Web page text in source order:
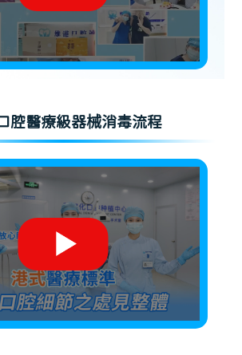
腔醫療級器械消毒流程